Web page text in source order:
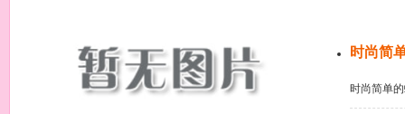
时尚简
时尚简单